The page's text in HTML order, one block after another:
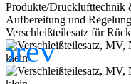
Produkte/Drucklufttechnik
Aufbereitung und Regelung
Verschleißteilesatz für